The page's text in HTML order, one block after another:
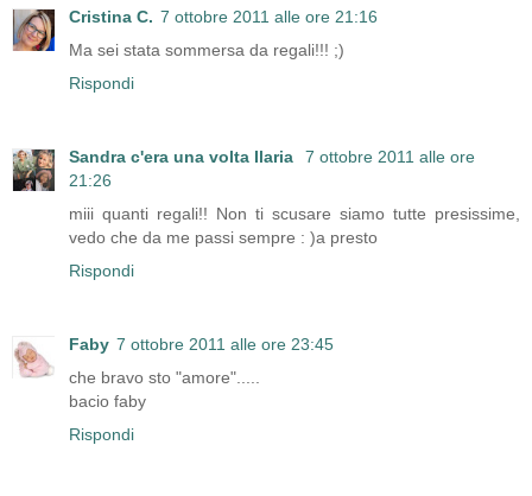
Cristina C. 7 ottobre 2011 alle ore 21:16
Ma sei stata sommersa da regali!!! ;)
Rispondi
Sandra c'era una volta Ilaria
7 ottobre 2011 alle ore
21:26
miii quanti regali!! Non ti scusare siamo tutte presissime,
vedo che da me passi sempre : )a presto
Rispondi
Faby 7 ottobre 2011 alle ore 23:45
che bravo sto "amore".....
bacio faby
Rispondi